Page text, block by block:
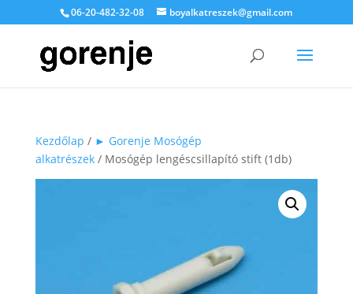
06-20-482-32-08 boyalkatreszek@gmail.com
Kezdőlap / ► Gorenje Mosógép
alkatrészek/ Mosógép lengéscsillapító stift (1db)